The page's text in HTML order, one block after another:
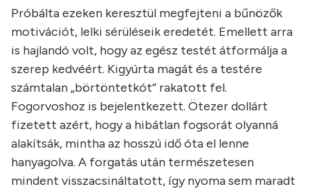
Próbálta ezeken keresztül megfejteni a bűnözők
motivációt, lelki sérüléseik eredetét. Emellett arra
is hajlandó volt, hogy az egész testét átformálja a
szerep kedvéért. Kigyúrta magát és a testére
számtalan „börtöntetkót” rakatott fel.
Fogorvoshoz is bejelentkezett. Ötezer dollárt
fizetett azért, hogy a hibátlan fogsorát olyanná
alakítsák, mintha az hosszú idő óta el lenne
hanyagolva. A forgatás után természetesen
mindent visszacsináltatott, így nyoma sem maradt